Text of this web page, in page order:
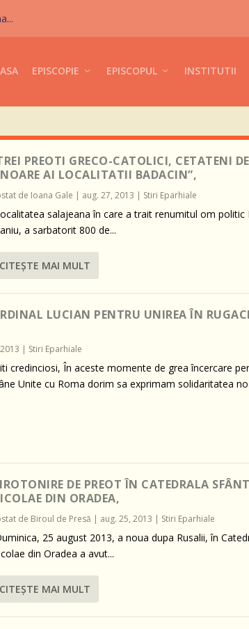
EPISCOPIE EPISCOPUL INSTITUTII
PREOTI GRECO-CATOLICI, CETATENI DE
AI LOCALITATII BADACIN”,
de Ioana Gale | aug. 27, 2013 | Stiri Eparhiale
salajeana în care a trait renumitul om politic
a sarbatorit 800 de...
CITEŞTE MAI MULT
LUCIAN PENTRU UNIREA ÎN
| Stiri Eparhiale
credinciosi, În aceste momente de grea încercare
Unite cu Roma dorim sa exprimam solidaritatea
DE PREOT ÎN CATEDRALA
DIN ORADEA,
de Biroul de Presă | aug. 25, 2013 | Stiri Eparhiale
25 august 2013, a noua dupa Rusalii, în
din Oradea a avut...
CITEŞTE MAI MULT